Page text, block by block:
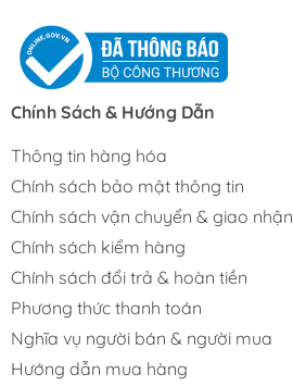
Chính Sách & Hướng Dẫn
Thông tin hàng hóa
Chính sách bảo mật thông tin
Chính sách vận chuyển & giao nhận
Chính sách kiểm hàng
Chính sách đổi trả & hoàn tiền
Phương thức thanh toán
Nghĩa vụ người bán & người mua
Hướng dẫn mua hàng